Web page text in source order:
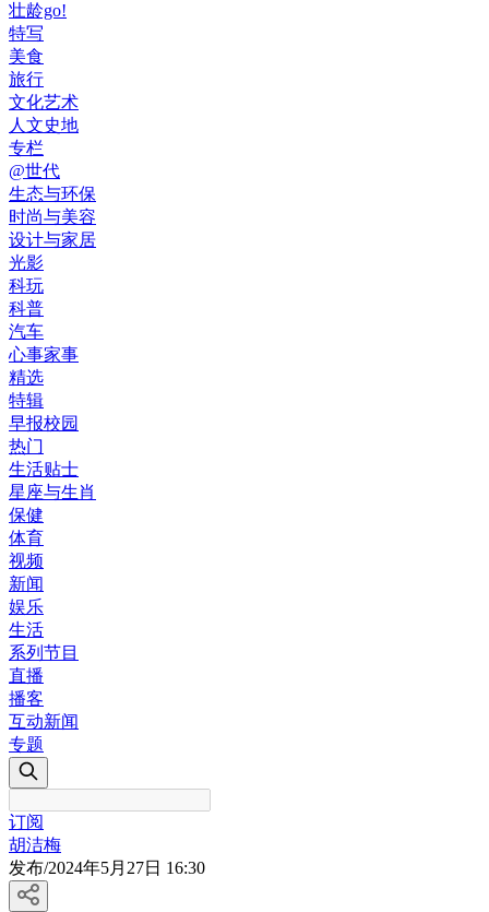
壮龄go!
特写
美食
旅行
文化艺术
人文史地
专栏
@世代
生态与环保
时尚与美容
设计与家居
光影
科玩
科普
汽车
心事家事
精选
特辑
早报校园
热门
生活贴士
星座与生肖
保健
体育
视频
新闻
娱乐
生活
系列节目
直播
播客
互动新闻
专题
订阅
胡洁梅
发布/2024年5月27日 16:30